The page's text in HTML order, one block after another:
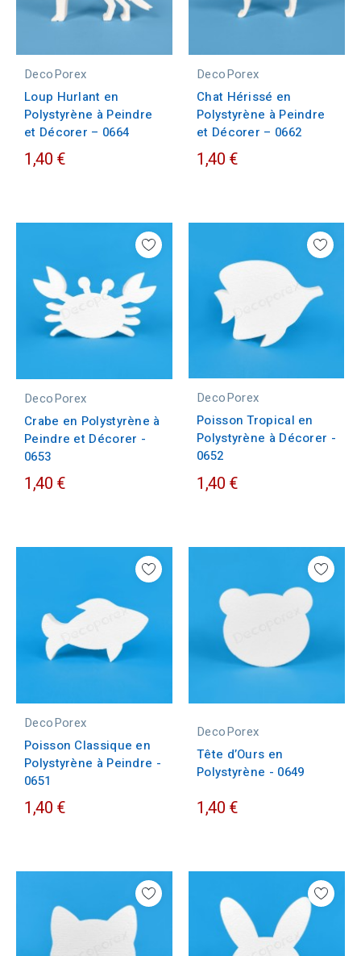
DecoPorex
Loup Hurlant en
Polystyrène à Peindre
et Décorer – 0664
1,40 €
DecoPorex
Chat Hérissé en
Polystyrène à Peindre
et Décorer – 0662
1,40 €
DecoPorex
Crabe en Polystyrène à
Peindre et Décorer -
0653
1,40 €
DecoPorex
Poisson Tropical en
Polystyrène à Décorer -
0652
1,40 €
DecoPorex
Poisson Classique en
Polystyrène à Peindre -
0651
1,40 €
DecoPorex
Tête d’Ours en
Polystyrène - 0649
1,40 €